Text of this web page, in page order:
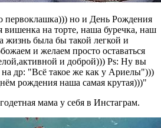
первоклашка))) но и День Рождения
на торте, наша буречка, наш
жизнь была бы такой легкой и
и желаем просто оставаться
и доброй))) Ps: Ну вы
на др: "Всё такое же как у Ариелы")))
рождения наша самая крутая)))"
мама у себя в Инстаграм.